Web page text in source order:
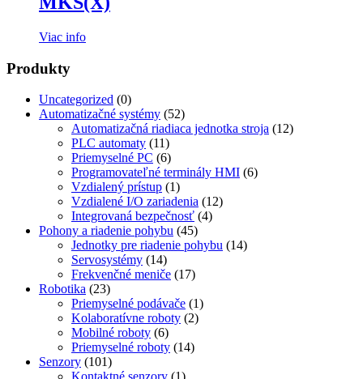
Viac info
Produkty
Uncategorized (0)
Automatizačné systémy (52)
Automatizačná riadiaca jednotka stroja (12)
PLC automaty (11)
Priemyselné PC (6)
Programovateľné terminály HMI (6)
Vzdialený prístup (1)
Vzdialené I/O zariadenia (12)
Integrovaná bezpečnosť (4)
Pohony a riadenie pohybu (45)
Jednotky pre riadenie pohybu (14)
Servosystémy (14)
Frekvenčné meniče (17)
Robotika (23)
Priemyselné podávače (1)
Kolaboratívne roboty (2)
Mobilné roboty (6)
Priemyselné roboty (14)
Senzory (101)